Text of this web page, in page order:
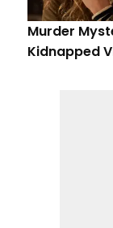
Murder
Kidnapped